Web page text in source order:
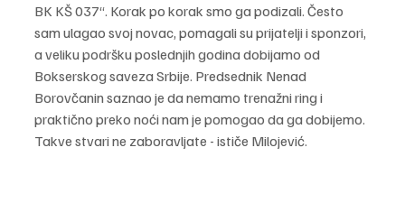
BK KŠ 037“. Korak po korak smo ga podizali. Često
sam ulagao svoj novac, pomagali su prijatelji i sponzori,
a veliku podršku poslednjih godina dobijamo od
Bokserskog saveza Srbije. Predsednik Nenad
Borovčanin saznao je da nemamo trenažni ring i
praktično preko noći nam je pomogao da ga dobijemo.
Takve stvari ne zaboravljate - ističe Milojević.